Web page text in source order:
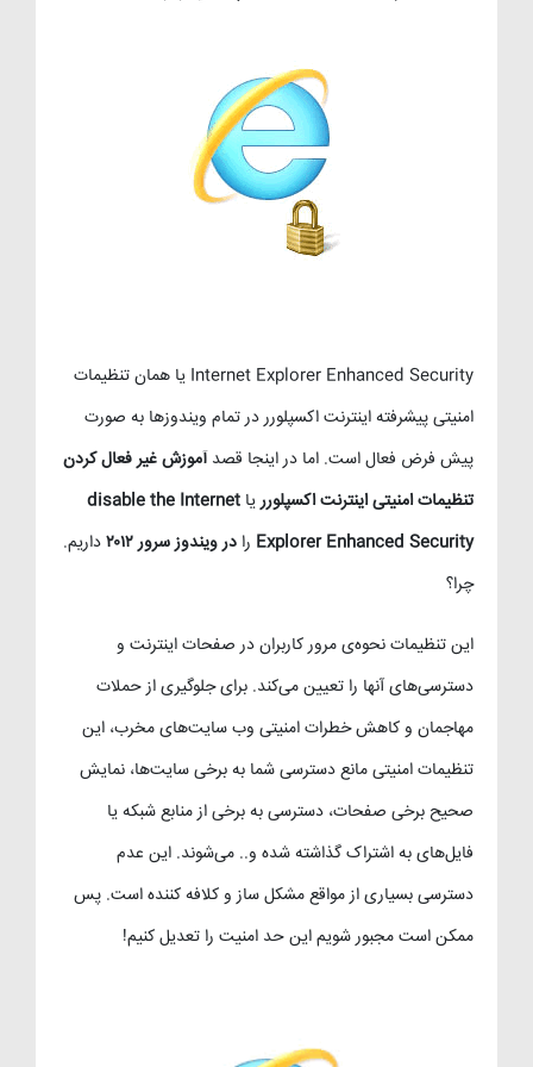
Internet Explorer Enhanced Security یا همان
تنظیمات
امنیتی پیشرفته اینترنت اکسپلورر در تمام ویندوزها به صورت
پیش فرض فعال است. اما در اینجا قصدآموزش غیر فعال کردن
تنظیمات امنیتی اینترنت اکسپلورریا disable the Internet
Explorer Enhanced Security را در ویندوز سرور ۲۰۱۲
داریم.
چرا؟
این تنظیمات نحوه‌ی مرور کاربران در صفحات اینترنت و
دسترسی‌های آنها را تعیین می‌کند. برای جلوگیری از حملات
مهاجمان و کاهش خطرات امنیتی وب سایت‌های مخرب، این
تنظیمات امنیتی مانع دسترسی شما به برخی سایت‌ها، نمایش
صحیح برخی صفحات، دسترسی به برخی از منابع شبکه یا
فایل‌های به اشتراک گذاشته شده و.. می‌شوند. این عدم
دسترسی بسیاری از مواقع مشکل ساز و کلافه کننده است. پس
ممکن است مجبور شویم این حد امنیت را تعدیل کنیم!